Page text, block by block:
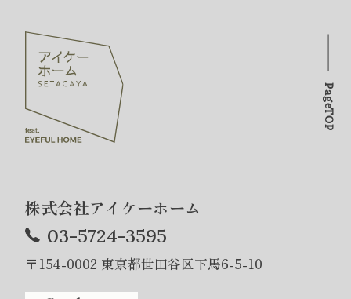
株式会社アイケーホーム
03-5724-3595
〒154-0002 東京都世田谷区下馬6-5-10
PageTOP